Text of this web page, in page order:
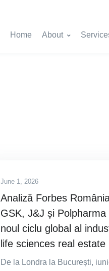
Home About
June 1, 2026
Analiză Forbes
GSK, J&J și Polpharma
noul ciclu global al
life sciences real estate
De la Londra la București,